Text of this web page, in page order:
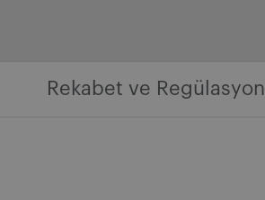
Rekabet ve Regülasyon